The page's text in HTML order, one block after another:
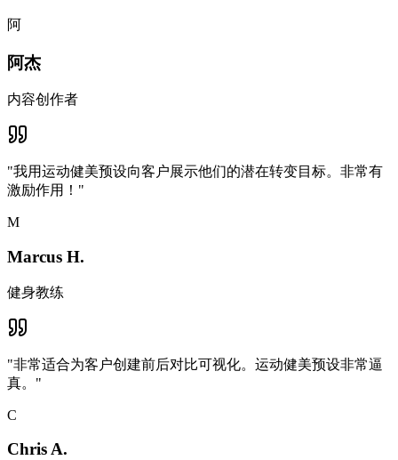
阿
阿杰
内容创作者
"我用运动健美预设向客户展示他们的潜在转变目标。非常有
激励作用！ "
M
Marcus H.
健身教练
"非常适合为客户创建前后对比可视化。运动健美预设非常逼
真。 "
C
Chris A.